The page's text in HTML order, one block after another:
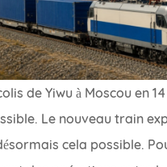
de Yiwu à Moscou en
Le nouveau train
cela possible.